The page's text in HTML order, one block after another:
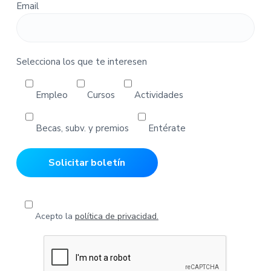
iEmail
Selecciona los que te interesen
Empleo Cursos Actividades
Becas, subv. y premios Entérate
Acepto la política de privacidad.